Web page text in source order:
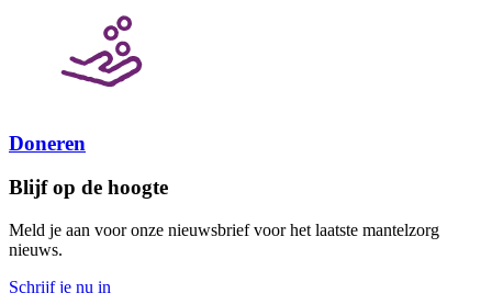
Doneren
Blijf op de hoogte
Meld je aan voor onze nieuwsbrief voor het laatste mantelzorg
nieuws.
Schrijf je nu in